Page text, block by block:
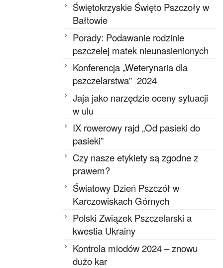
Świętokrzyskie Święto Pszczoły w
Bałtowie
Porady: Podawanie rodzinie
pszczelej matek nieunasienionych
Konferencja „Weterynaria dla
pszczelarstwa” 2024
Jaja jako narzędzie oceny sytuacji
w ulu
IX rowerowy rajd „Od pasieki do
pasieki”
Czy nasze etykiety są zgodne z
prawem?
Światowy Dzień Pszczół w
Karczowiskach Górnych
Polski Związek Pszczelarski a
kwestia Ukrainy
Kontrola miodów 2024 – znowu
dużo kar